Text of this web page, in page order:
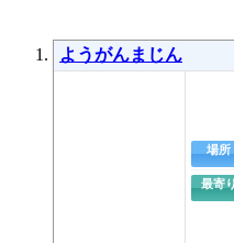
ようがんまじん
場所
最寄り